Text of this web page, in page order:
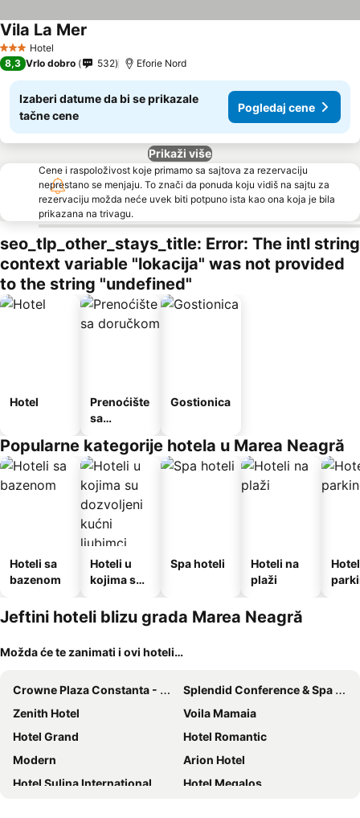
3 Zvezdice
Hotel
Vila La Mer
8,3 Vrlo dobro 532 Eforie Nord
Izaberi datume da bi se prikazale
tačne cene
Pogledaj cene
Prikaži više
Cene i raspoloživost koje primamo sa sajtova za rezervaciju
neprestano se menjaju. To znači da ponuda koju vidiš na sajtu za
rezervaciju možda neće uvek biti potpuno ista kao ona koja je bila
prikazana na trivagu.
seo_tlp_other_stays_title: Error: The intl string
context variable "lokacija" was not provided
to the string "undefined"
Hotel
Prenoćište
sa
Gostionica
Popularne kategorije hotela u Marea Neagră
Hoteli sa
bazenom
Hoteli u
kojima su
kućni
ljubimci
Spa hoteli
Hoteli na
plaži
Jeftini hoteli blizu grada Marea Neagră
Možda će te zanimati i ovi hoteli…
Crowne Plaza Constanta - Mamaia Beach By Ihg
Splendid Conference & Spa Hotel – Adults Only
Zenith Hotel
Voila Mamaia
Hotel Grand
Hotel Romantic
Modern
Arion Hotel
Hotel Sulina International
Hotel Megalos